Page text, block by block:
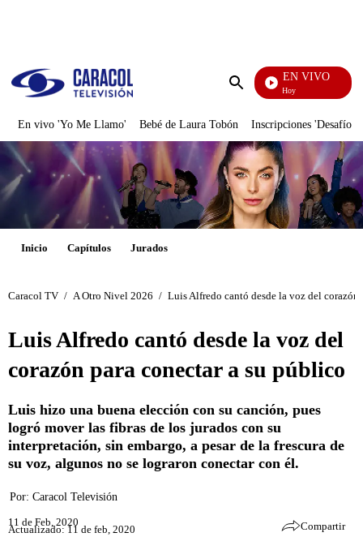
Enviar
EN VIVO
La Finca De Hoy
En vivo 'Yo Me Llamo' Bebé de Laura Tobón Inscripciones 'Desafío'
Inicio Capítulos Jurados
Caracol TV / A Otro Nivel 2026 / Luis Alfredo cantó desde la voz del corazón
Luis Alfredo cantó desde la voz del
corazón para conectar a su público
Luis hizo una buena elección con su canción, pues
logró mover las fibras de los jurados con su
interpretación, sin embargo, a pesar de la frescura de
su voz, algunos no se lograron conectar con él.
Por: Caracol Televisión
11 de Feb, 2020
Actualizado: 11 de feb, 2020 Compartir